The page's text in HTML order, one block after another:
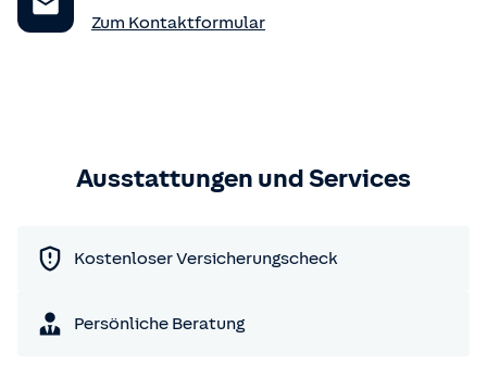
Zum Kontaktformular
Ausstattungen und Services
Kostenloser Versicherungscheck
Persönliche Beratung